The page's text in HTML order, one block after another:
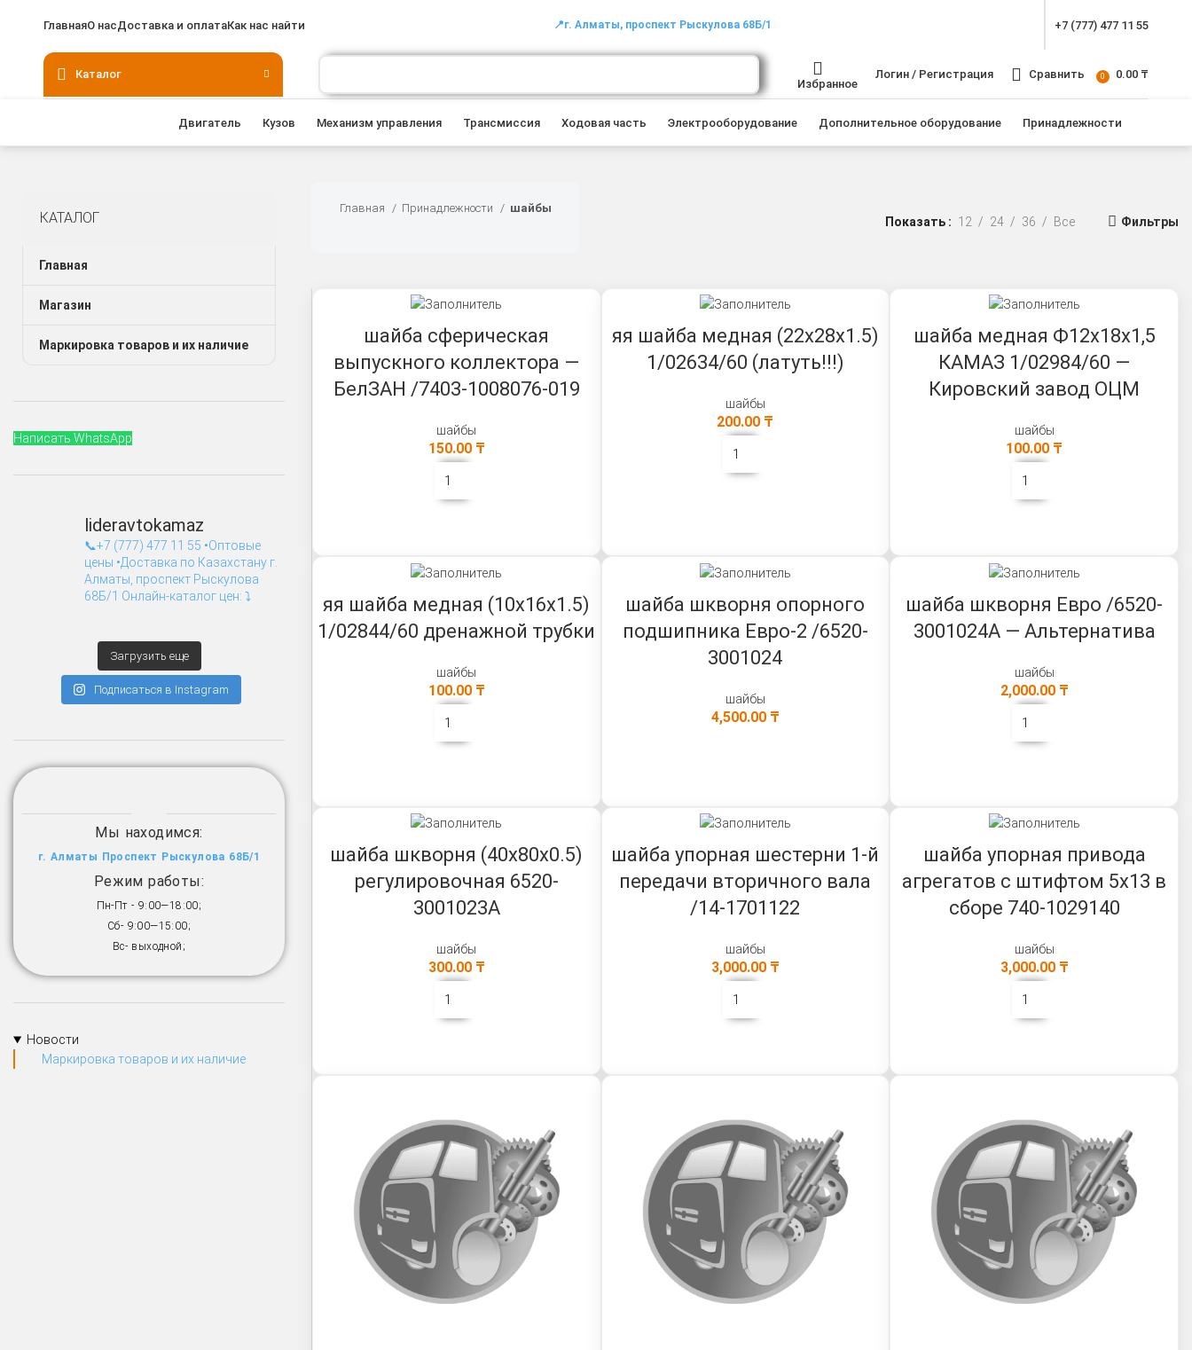
ГлавнаяО насДоставка и оплатаКак нас найти 📍г. Алматы, проспект Рыскулова 68Б/1 +7 (777) 477 11 55
Каталог
Избранное
Логин / Регистрация Сравнить 0 0.00 ₸
Двигатель Кузов Механизм управления Трансмиссия Ходовая часть Электрооборудование Дополнительное оборудование Принадлежности
КАТАЛОГ
Главная
Магазин
Маркировка товаров и их наличие
Написать WhatsApp
lideravtokamaz
📞+7 (777) 477 11 55 •Оптовые
цены •Доставка по Казахстану г.
Алматы, проспект Рыскулова
68Б/1 Онлайн-каталог цен: ⤵️
Загрузить еще
Подписаться в Instagram
Мы находимся:
г. Алматы Проспект Рыскулова 68Б/1
Режим работы:
Пн-Пт - 9:00—18:00;
Сб- 9:00—15:00;
Вс- выходной;
Новости
Маркировка товаров и их наличие
Главная Принадлежности шайбы
Показать 12 24 36 Все Фильтры
шайба сферическая
выпускного коллектора —
БелЗАН /7403-1008076-019
шайбы
150.00 ₸
яя шайба медная (22х28х1.5)
1/02634/60 (латуть!!!)
шайбы
200.00 ₸
шайба медная Ф12х18х1,5
КАМАЗ 1/02984/60 —
Кировский завод ОЦМ
шайбы
100.00 ₸
яя шайба медная (10х16х1.5)
1/02844/60 дренажной трубки
шайбы
100.00 ₸
шайба шкворня опорного
подшипника Евро-2 /6520-
3001024
шайбы
4,500.00 ₸
шайба шкворня Евро /6520-
3001024А — Альтернатива
шайбы
2,000.00 ₸
шайба шкворня (40х80х0.5)
регулировочная 6520-
3001023А
шайбы
300.00 ₸
шайба упорная шестерни 1-й
передачи вторичного вала
/14-1701122
шайбы
3,000.00 ₸
шайба упорная привода
агрегатов с штифтом 5х13 в
сборе 740-1029140
шайбы
3,000.00 ₸